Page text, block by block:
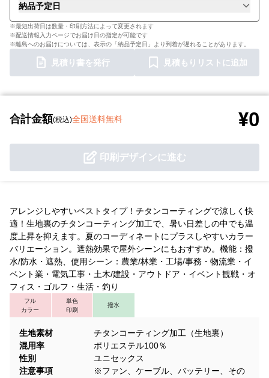
納品予定日
※最短出荷日は数量・印刷方法によって変更されます
※配送情報入力ページでお届け日の指定が可能です
※離島へのお届けについては、表示の「納品予定日」より到着が遅れることがあります。
見積り書を発行 見積もりリストに追加
合計金額(税込)全国送料無料 ¥0
印刷デザインに進む
アレンジしやすいベストタイプ！チタンコーティングで涼しく快
適！生地裏のチタンコーティング加工で、暑い日差しの中でも温
度上昇を抑えます。夏のコーディネートにプラスしやすいカラー
バリエーション。遮熱効果で屋外シーンにもおすすめ。機能：撥
水/防水・遮熱、使用シーン：農業/林業・工場/事務・物流業・イ
ベント業・電気工事・土木/建設・アウトドア・イベント観戦・オ
フィス・ゴルフ・生活・釣り
フル
カラー
単色
印刷
撥水
生地素材
チタンコーティング加工（生地裏）
混用率
ポリエステル100％
性別
ユニセックス
注意事項
※ファン、ケーブル、バッテリー、その